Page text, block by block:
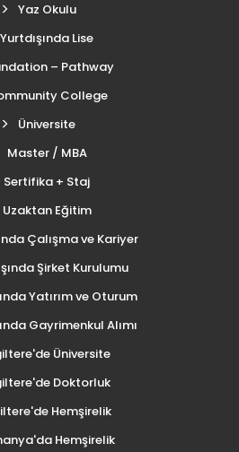
Yaz Okulu
Yurtdışında Lise
– Pathway
College
Üniversite
Master / MBA
Sertifika + Staj
Uzaktan Eğitim
Çalışma ve Kariyer
Şirket Kurulumu
Yatırım ve Oturum
Gayrimenkul Alımı
Üniversite
Doktorluk
Hemşirelik
Hemşirelik